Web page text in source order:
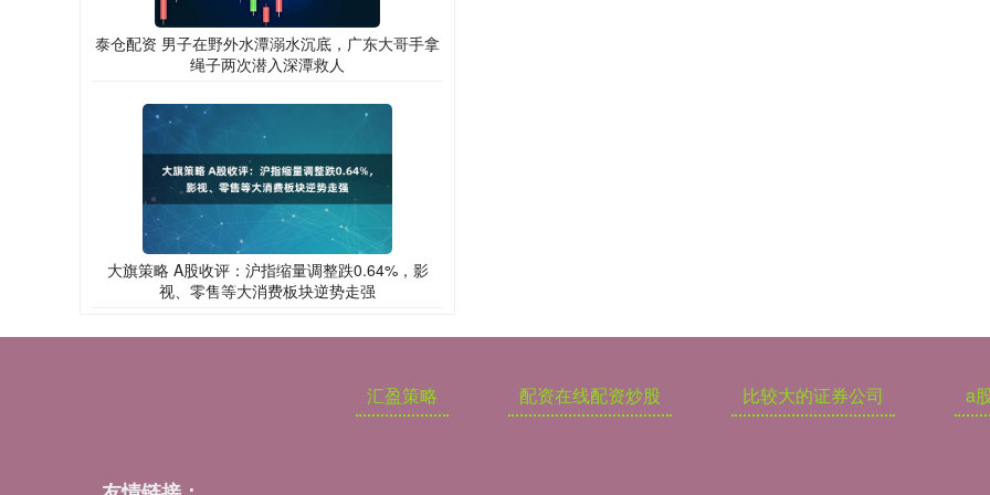
泰仓配资 男子在野外水潭溺水沉底，广东大哥手拿
绳子两次潜入深潭救人
大旗策略 A股收评：沪指缩量调整跌0.64%，影
视、零售等大消费板块逆势走强
汇盈策略 配资在线配资炒股 比较大的证券公司 a